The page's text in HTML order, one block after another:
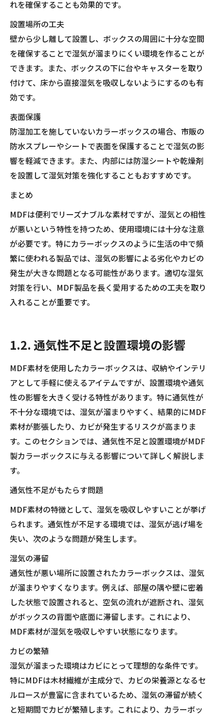
れを確保することも効果的です。
設置場所の工夫
壁から少し離して設置し、ボックスの周囲に十分な空間
を確保することで湿気が溜まりにくい環境を作ることが
できます。また、ボックスの下に台やキャスターを取り
付けて、床から直接湿気を吸収しないようにするのも有
効です。
表面保護
防湿加工を施していないカラーボックスの場合、市販の
防水スプレーやシートで表面を保護することで湿気の影
響を軽減できます。また、内部には防湿シートや乾燥剤
を設置して湿気対策を強化することもおすすめです。
まとめ
MDFは便利でリーズナブルな素材ですが、湿気との相性
が悪いという特性を持つため、使用環境には十分な注意
が必要です。特にカラーボックスのように生活の中で頻
繁に使われる製品では、湿気の影響による劣化やカビの
発生が大きな問題となる可能性があります。適切な湿気
対策を行い、MDF製品を長く愛用するための工夫を取り
入れることが重要です。
1.2. 通気性不足と設置環境の影響
MDF素材を使用したカラーボックスは、収納やインテリ
アとして手軽に使えるアイテムですが、設置環境や通気
性の影響を大きく受ける特性があります。特に通気性が
不十分な環境では、湿気が溜まりやすく、結果的にMDF
素材が膨張したり、カビが発生するリスクが高まりま
す。このセクションでは、通気性不足と設置環境がMDF
製カラーボックスに与える影響について詳しく解説しま
す。
通気性不足がもたらす問題
MDF素材の特徴として、湿気を吸収しやすいことが挙げ
られます。通気性が不足する環境では、湿気が逃げ場を
失い、次のような問題が発生します。
湿気の滞留
通気性が悪い場所に設置されたカラーボックスは、湿気
が溜まりやすくなります。例えば、部屋の隅や壁に密着
した状態で設置されると、空気の流れが遮断され、湿気
がボックスの背面や底面に滞留します。これにより、
MDF素材が湿気を吸収しやすい状態になります。
カビの繁殖
湿気が溜まった環境はカビにとって理想的な条件です。
特にMDFは木材繊維が主成分で、カビの栄養源となるセ
ルロースが豊富に含まれているため、湿気の滞留が続く
と短期間でカビが繁殖します。これにより、カラーボッ